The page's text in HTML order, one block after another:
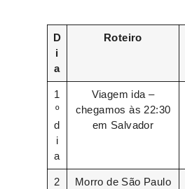
D
i
a
Roteiro
1
º
d
i
a
Viagem ida –
chegamos às 22:30
em Salvador
2
Morro de São Paulo